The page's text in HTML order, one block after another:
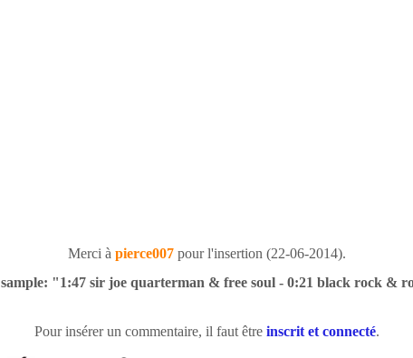
Merci à pierce007 pour l'insertion (22-06-2014).
sample: "1:47 sir joe quarterman & free soul - 0:21 black rock &
Pour insérer un commentaire, il faut être inscrit et connecté.